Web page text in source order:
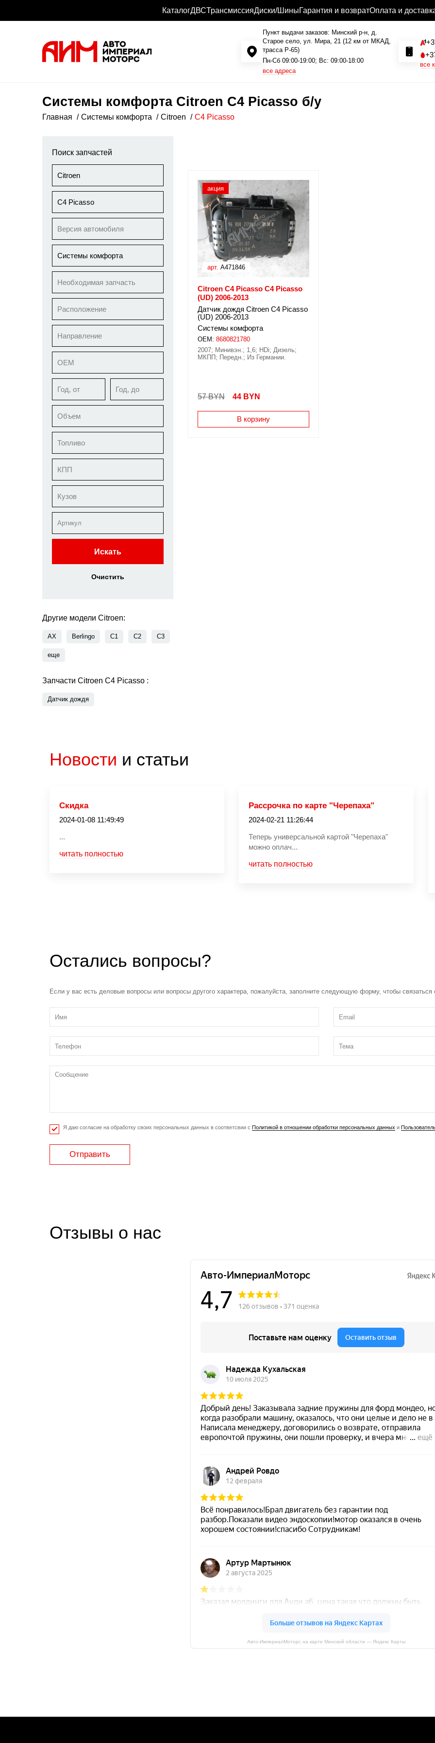
КаталогДВСТрансмиссияДиски/ШиныГарантия и возвратОплата и
Пункт выдачи заказов: Минский р-н, д.
Старое село, ул. Мира, 21 (12 км от МКАД,
трасса P-65)
Пн-Сб 09:00-19:00; Вс: 09:00-18:00
все адреса
все
Системы комфорта Citroen C4 Picasso б/у
Главная Системы комфорта Citroen C4 Picasso
Поиск запчастей
Citroen
C4 Picasso
Версия автомобиля
Системы комфорта
Необходимая запчасть
Расположение
Направление
ОЕМ
Год, от Год, до
Объем
Топливо
КПП
Кузов
Искать
Очистить
Другие модели Citroen:
AX Berlingo C1 C2 C3
еще
Запчасти Citroen C4 Picasso :
Датчик дождя
акция
арт. A471846
Citroen C4 Picasso C4 Picasso
(UD) 2006-2013
Датчик дождя Citroen C4 Picasso
(UD) 2006-2013
Системы комфорта
OEM: 8680821780
2007; Минивэн.; 1,6; HDi; Дизель;
МКПП; Передн.; Из Германии.
57 BYN 44 BYN
В корзину
Новости и статьи
Скидка
2024-01-08 11:49:49
...
читать полностью
Рассрочка по карте "Черепаха"
2024-02-21 11:26:44
Теперь универсальной картой "Черепаха"
можно оплач...
читать полностью
Остались вопросы?
Если у вас есть деловые вопросы или вопросы другого характера, пожалуйста, заполните следующую форму, чтобы связаться
Я даю согласие на обработку своих персональных данных в соответсвии с Политикой в отношении обработки персональных данных и
Отправить
Отзывы о нас
Авто-ИмпериалМоторс на карте Минской области — Яндекс Карты